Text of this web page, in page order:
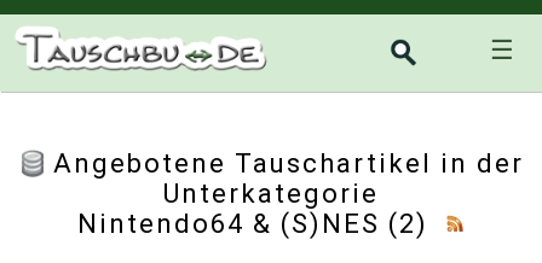
☰
Angebotene Tauschartikel in der
Unterkategorie
Nintendo64 & (S)NES (2)